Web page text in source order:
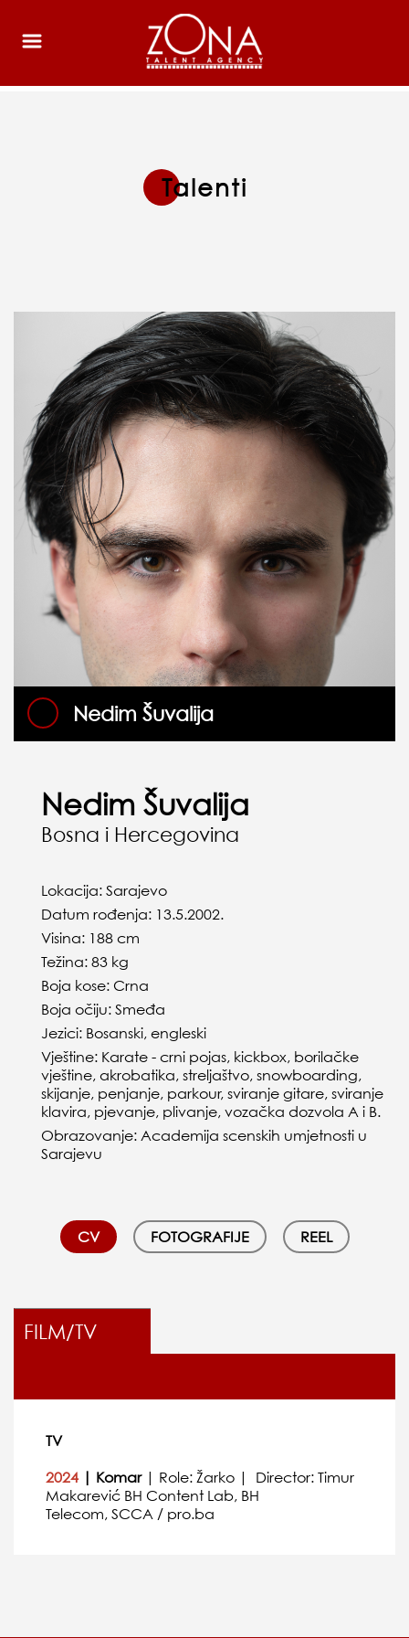
Talenti
Nedim Šuvalija
Nedim Šuvalija
Bosna i Hercegovina
Lokacija: Sarajevo
Datum rođenja: 13.5.2002.
Visina: 188 cm
Težina: 83 kg
Boja kose: Crna
Boja očiju: Smeđa
Jezici: Bosanski, engleski
Vještine: Karate - crni pojas, kickbox, borilačke
vještine, akrobatika, streljaštvo, snowboarding,
skijanje, penjanje, parkour, sviranje gitare, sviranje
klavira, pjevanje, plivanje, vozačka dozvola A i B.
Obrazovanje: Academija scenskih umjetnosti u
Sarajevu
CV FOTOGRAFIJE REEL
FILM/TV
TV
2024| Komar| Role: Žarko | Director: Timur
Makarević BH Content Lab, BH
Telecom, SCCA / pro.ba